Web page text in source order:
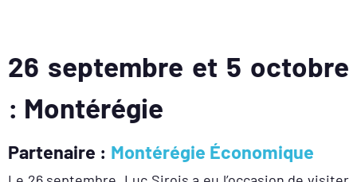
26 septembre et 5 octobre
: Montérégie
Partenaire : Montérégie Économique